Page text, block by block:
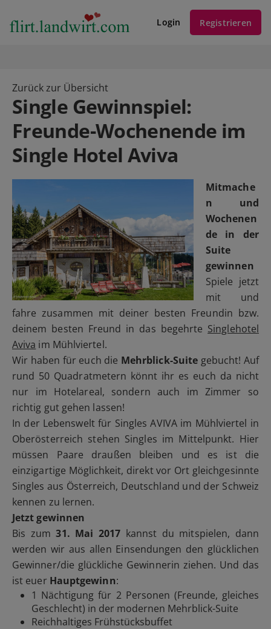
Login Registrieren
Zurück zur Übersicht
Single Gewinnspiel:
Freunde-Wochenende im
Single Hotel Aviva
Mitmache
n und
Wochenen
de in der
Suite
gewinnen
Spiele jetzt
mit und
fahre zusammen mit deiner besten Freundin bzw.
deinem besten Freund in das begehrte Singlehotel
Aviva im Mühlviertel.
Wir haben für euch die Mehrblick-Suite gebucht! Auf
rund 50 Quadratmetern könnt ihr es euch da nicht
nur im Hotelareal, sondern auch im Zimmer so
richtig gut gehen lassen!
In der Lebenswelt für Singles AVIVA im Mühlviertel in
Oberösterreich stehen Singles im Mittelpunkt. Hier
müssen Paare draußen bleiben und es ist die
einzigartige Möglichkeit, direkt vor Ort gleichgesinnte
Singles aus Österreich, Deutschland und der Schweiz
kennen zu lernen.
Jetzt gewinnen
Bis zum31. Mai 2017 kannst du mitspielen, dann
werden wir aus allen Einsendungen den glücklichen
Gewinner/die glückliche Gewinnerin ziehen. Und das
ist euer Hauptgewinn:
1 Nächtigung für 2 Personen (Freunde, gleiches
Geschlecht) in der modernen Mehrblick-Suite
Reichhaltiges Frühstücksbuffet